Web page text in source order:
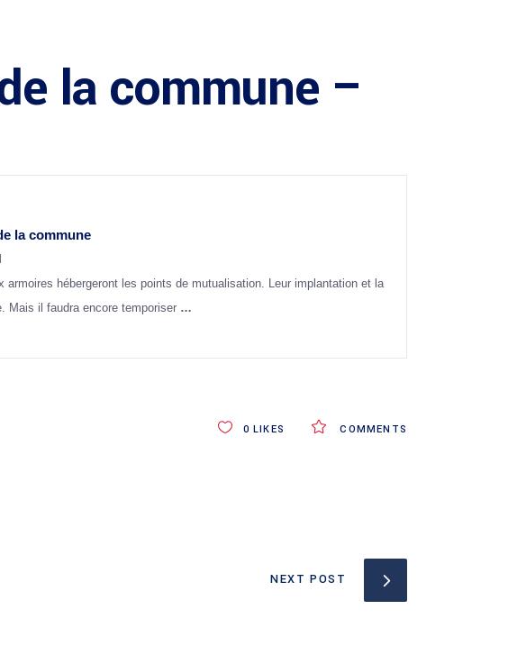
la commune –
la commune
hébergeront les points de mutualisation. Leur implantation et la
Mais il faudra encore temporiser …
COMMENTS
0 LIKES
NEXT POST